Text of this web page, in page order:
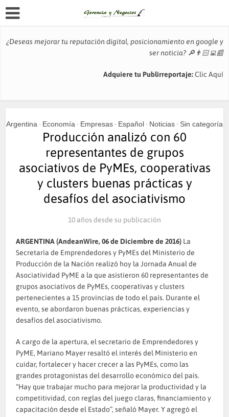
¿Deseas mejorar tu reputación digital, posicionamiento en google y
ser noticia? 🔎👨🏻‍💻📰
Adquiere tu Publirreportaje:Clic Aquí
Argentina • Economía • Empresas • Español • Noticias • Sin categoría
Producción analizó con 60
representantes de grupos
asociativos de PyMEs, cooperativas
y clusters buenas prácticas y
desafíos del asociativismo
10 años desde su publicación
ARGENTINA (AndeanWire, 06 de Diciembre de 2016) La
Secretaría de Emprendedores y PyMEs del Ministerio de
Producción de la Nación realizó hoy la Jornada Anual de
Asociatividad PyME a la que asistieron 60 representantes de
grupos asociativos de PyMEs, cooperativas y clusters
pertenecientes a 15 provincias de todo el país. Durante el
evento, se abordaron buenas prácticas, experiencias y
desafíos del asociativismo.
A cargo de la apertura, el secretario de Emprendedores y
PyME, Mariano Mayer resaltó el interés del Ministerio en
cuidar, fortalecer y hacer crecer a las PyMEs, como las
grandes protagonistas del desarrollo económico del país.
“Hay que trabajar mucho para mejorar la productividad y la
competitividad, con reglas del juego claras, financiamiento y
capacitación desde el Estado”, señaló Mayer. Y agregó el